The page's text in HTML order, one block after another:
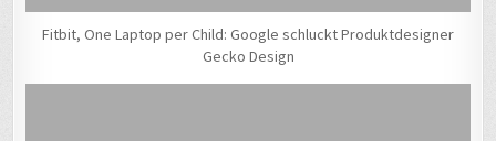
Fitbit, One Laptop per Child: Google schluckt Produktdesigner
Gecko Design